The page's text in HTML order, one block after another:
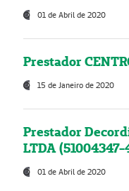
01 de Abril de 2020
Prestador
15 de Janeiro de 2020
Prestador
LTDA (51004347-
01 de Abril de 2020